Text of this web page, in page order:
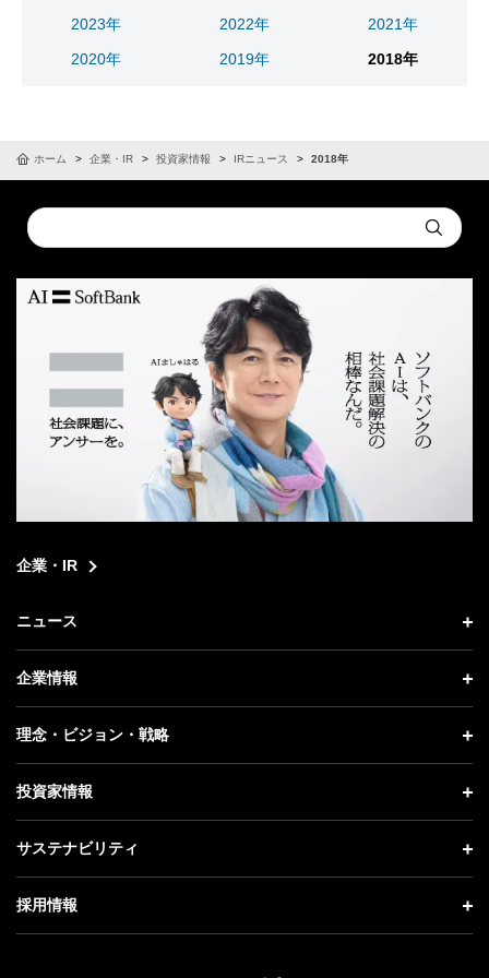
2023年 2022年
2021年
2020年
2019年 2018年
ホーム 企業・IR 投資家情報 IRニュース 2018年
Conduct
a
Submit
企業・IR
ニュース
ニュース トップ
プレスリリース
更新情報
記者説明会
企業情報
企業情報 トップ
社長メッセージ
事業紹介
ガバナンス
理念・ビジョン・戦略
理念・ビジョン・戦略 トップ
成長戦略「Activate AI for Society」
人材戦略
投資家情報
投資家情報 トップ
経営方針
サステナビリティ
サステナビリティ トップ
トップメッセージ
採用情報